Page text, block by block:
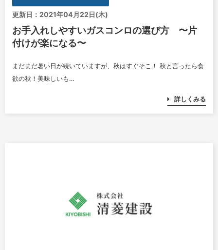
更新日：2021年04月22日(木)
お手入れしやすいガスコンロの選び方 〜片
付けが楽になる〜
まだまだ暑い日が続いていますが、秋はすぐそこ！ 秋と言ったら食
欲の秋！美味しいも…
詳しくみる